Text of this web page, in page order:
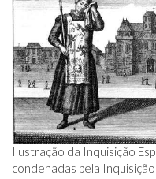
Ilustração da Inquisição
condenadas pela Inquisição